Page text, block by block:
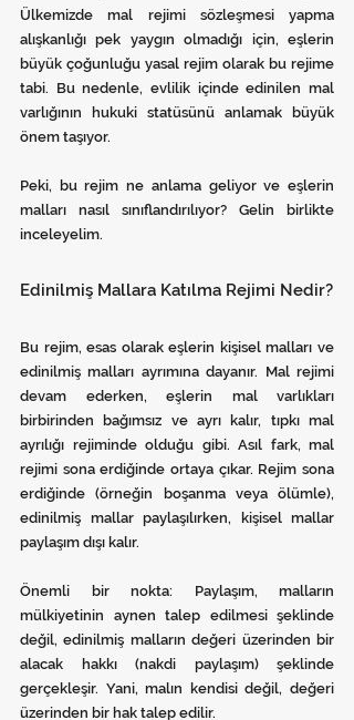
Ülkemizde mal rejimi sözleşmesi yapma
alışkanlığı pek yaygın olmadığı için, eşlerin
büyük çoğunluğu yasal rejim olarak bu rejime
tabi. Bu nedenle, evlilik içinde edinilen mal
varlığının hukuki statüsünü anlamak büyük
önem taşıyor.
Peki, bu rejim ne anlama geliyor ve eşlerin
malları nasıl sınıflandırılıyor? Gelin birlikte
inceleyelim.
Edinilmiş Mallara Katılma Rejimi Nedir?
Bu rejim, esas olarak eşlerin kişisel malları ve
edinilmiş malları ayrımına dayanır. Mal rejimi
devam ederken, eşlerin mal varlıkları
birbirinden bağımsız ve ayrı kalır, tıpkı mal
ayrılığı rejiminde olduğu gibi. Asıl fark, mal
rejimi sona erdiğinde ortaya çıkar. Rejim sona
erdiğinde (örneğin boşanma veya ölümle),
edinilmiş mallar paylaşılırken, kişisel mallar
paylaşım dışı kalır.
Önemli bir nokta: Paylaşım, malların
mülkiyetinin aynen talep edilmesi şeklinde
değil, edinilmiş malların değeri üzerinden bir
alacak hakkı (nakdi paylaşım) şeklinde
gerçekleşir. Yani, malın kendisi değil, değeri
üzerinden bir hak talep edilir.